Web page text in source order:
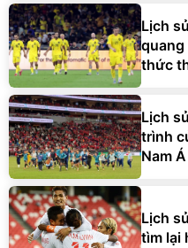
Lịch
quang
thức
Lịch
trình
Nam Á
Lịch
tìm lại